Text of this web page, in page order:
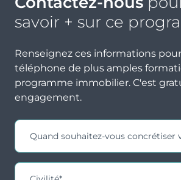
emplacement de stationnement
savoir + sur ce
Renseignez ces informations
téléphone de plus amples
programme immobilier. C'est
engagement.
Contact